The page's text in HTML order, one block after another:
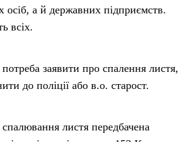
а й державних підприємств.
всіх.
заявити про спалення листя,
до поліції або в.о. старост.
спалювання листя передбачена